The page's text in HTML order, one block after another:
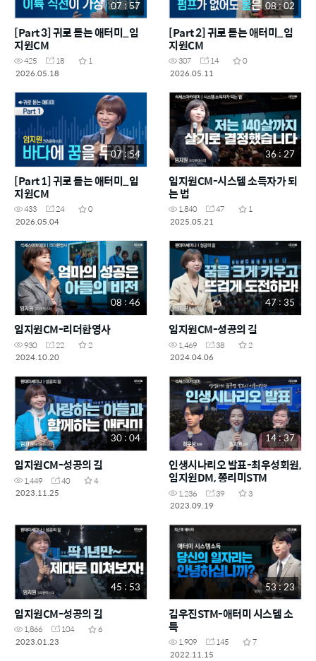
07 : 57
[Part 3] 귀로 듣는 애터미_임
지원CM
425 18
1
2026.05.18
08 : 02
[Part 2] 귀로 듣는 애터미_임
지원CM
307 14
0
2026.05.11
07 : 54
[Part 1] 귀로 듣는 애터미_임
지원CM
433 24
0
2026.05.04
36 : 27
임지원CM-시스템 소득자가 되
는 법
1,840 47
1
2025.05.21
08 : 46
임지원CM-리더환영사
930 22
2
2024.10.20
47 : 35
임지원CM-성공의 길
1,469 38
2
2024.04.06
30 : 04
임지원CM-성공의 길
1,449 40
4
2023.11.25
14 : 37
인생시나리오 발표-최우성회원,
임지원DM, 쫑리미STM
1,236 39
3
2023.09.19
45 : 53
임지원CM-성공의 길
1,866 104
6
2023.01.23
53 : 23
김우진STM-애터미 시스템 소
득
1,909 145
7
2022.11.15